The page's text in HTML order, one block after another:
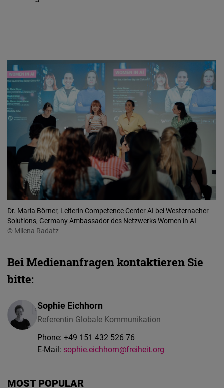
Dr. Maria Börner, Leiterin Competence Center AI bei Westernacher
Solutions, Germany Ambassador des Netzwerks Women in AI
© Milena Radatz
Bei Medienanfragen kontaktieren Sie
bitte:
Sophie Eichhorn
Referentin Globale Kommunikation
Phone: +49 151 432 526 76
E-Mail: sophie.eichhorn@freiheit.org
MOST POPULAR